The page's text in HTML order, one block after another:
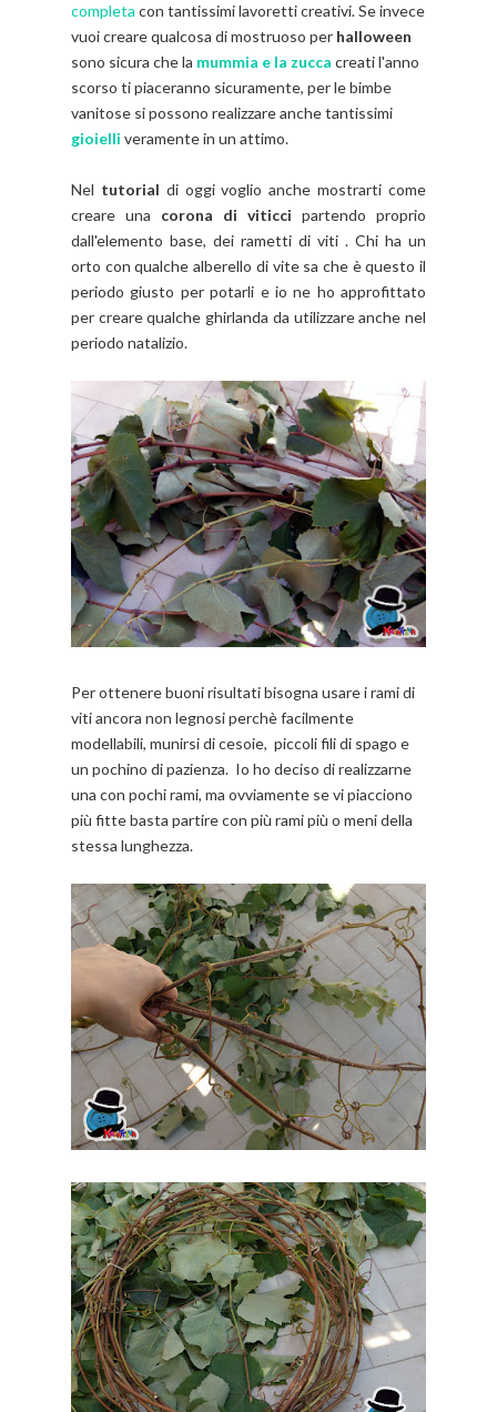
completa con tantissimi lavoretti creativi. Se invece
vuoi creare qualcosa di mostruoso per halloween
sono sicura che la mummia e la zucca creati l'anno
scorso ti piaceranno sicuramente, per le bimbe
vanitose si possono realizzare anche tantissimi
gioielli veramente in un attimo.
Nel tutorial di oggi voglio anche mostrarti come
creare una corona di viticci partendo proprio
dall'elemento base, dei rametti di viti . Chi ha un
orto con qualche alberello di vite sa che è questo il
periodo giusto per potarli e io ne ho approfittato
per creare qualche ghirlanda da utilizzare anche nel
periodo natalizio.
Per ottenere buoni risultati bisogna usare i rami di
viti ancora non legnosi perchè facilmente
modellabili, munirsi di cesoie, piccoli fili di spago e
un pochino di pazienza. Io ho deciso di realizzarne
una con pochi rami, ma ovviamente se vi piacciono
più fitte basta partire con più rami più o meni della
stessa lunghezza.